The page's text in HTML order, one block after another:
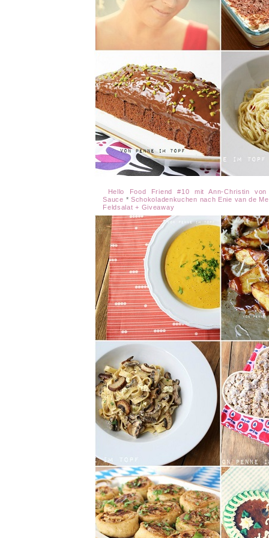
Hello Food Friend #10 mit Ann-Christin von
Sauce * Schokoladenkuchen nach Enie van de
Feldsalat + Giveaway